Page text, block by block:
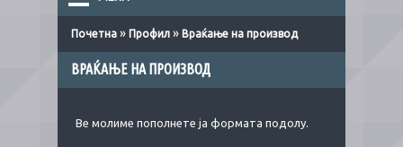
Почетна » Профил » Враќање на производ
ВРАЌАЊЕ НА ПРОИЗВОД
Ве молиме пополнете ја формата подолу.